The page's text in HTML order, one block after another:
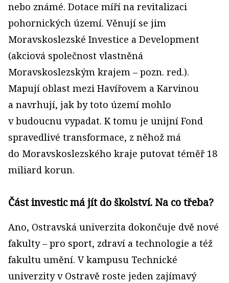
nebo známé. Dotace míří na revitalizaci
pohornických území. Věnují se jim
Moravskoslezské Investice a Development
(akciová společnost vlastněná
Moravskoslezským krajem – pozn. red.).
Mapují oblast mezi Havířovem a Karvinou
a navrhují, jak by toto území mohlo
v budoucnu vypadat. K tomu je unijní Fond
spravedlivé transformace, z něhož má
do Moravskoslezského kraje putovat téměř 18
miliard korun.
Část investic má jít do školství. Na co třeba?
Ano, Ostravská univerzita dokončuje dvě nové
fakulty – pro sport, zdraví a technologie a též
fakultu umění. V kampusu Technické
univerzity v Ostravě roste jeden zajímavý